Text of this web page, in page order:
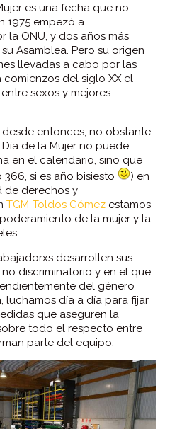
es una fecha que no
1975 empezó a
la ONU, y dos años más
Asamblea. Pero su origen
llevadas a cabo por las
del siglo XX el
sexos y mejores
entonces, no obstante,
de la Mujer no puede
en el calendario, sino que
si es año bisiesto
) en
de derechos y
TGM-Toldos Gómez estamos
de la mujer y la
desarrollen sus
discriminatorio y en el que
del género
luchamos día a día para fijar
que aseguren la
todo el respecto entre
parte del equipo.